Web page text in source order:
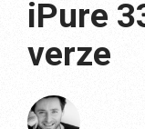
iPure
verze